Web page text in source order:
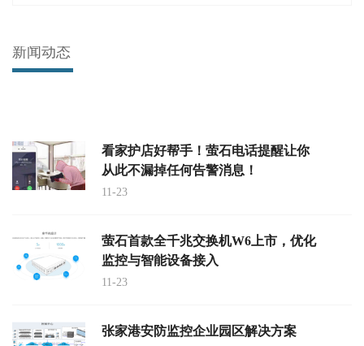
新闻动态
看家护店好帮手！萤石电话提醒让你
从此不漏掉任何告警消息！
11-23
萤石首款全千兆交换机W6上市，优化
监控与智能设备接入
11-23
张家港安防监控企业园区解决方案